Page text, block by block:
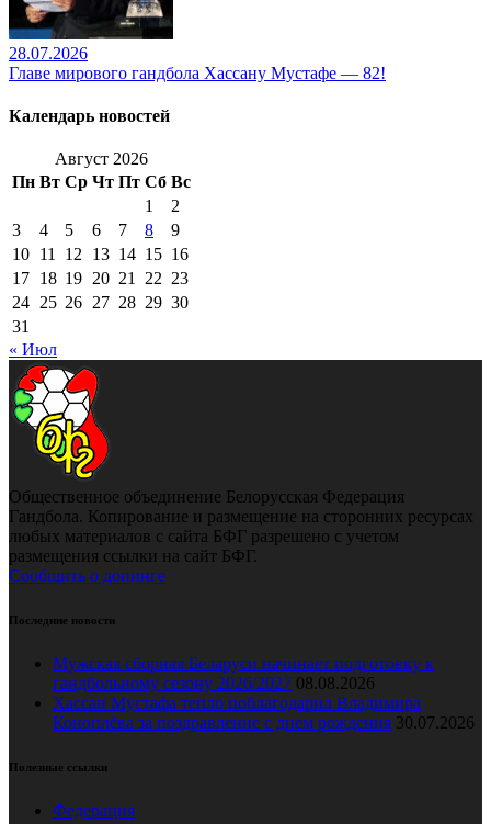
28.07.2026
Главе мирового гандбола Хассану Мустафе — 82!
Календарь новостей
Август 2026
Пн Вт Ср Чт Пт Сб Вс
1
2
3
4 5 6 7 8
9
10 11 12 13 14 15 16
17 18 19 20 21 22 23
24 25 26 27 28 29 30
31
« Июл
Общественное объединение Белорусская Федерация
Гандбола. Копирование и размещение на сторонних ресурсах
любых материалов с сайта БФГ разрешено с учетом
размещения ссылки на сайт БФГ.
Сообщить о допинге
Последние новости
Мужская сборная Беларуси начинает подготовку к
гандбольному сезону 2026/2027 08.08.2026
Хассан Мустафа тепло поблагодарил Владимира
Коноплёва за поздравление с днем рождения 30.07.2026
Полезные ссылки
Федерация